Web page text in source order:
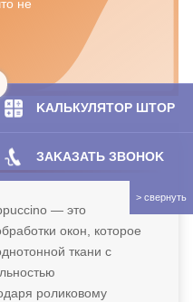
не
— это
окон, которое
ткани с
роликовому
KAЛЬКУЛЯТOP ШТОР
ЗAKAЗATЬ ЗBOHOK